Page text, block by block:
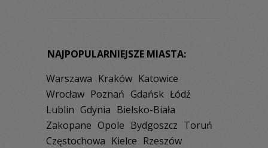
NAJPOPULARNIEJSZE MIASTA:
Warszawa Kraków Katowice
Wrocław Poznań Gdańsk Łódź
Lublin Gdynia Bielsko-Biała
Zakopane Opole Bydgoszcz Toruń
Częstochowa Kielce Rzeszów